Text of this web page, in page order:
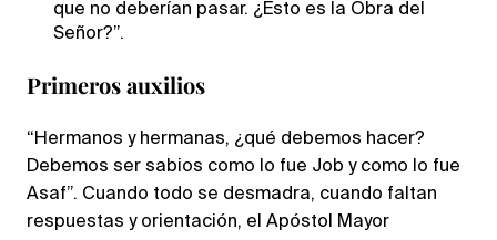
que no deberían pasar. ¿Esto es la Obra del
Señor?”.
Primeros auxilios
“Hermanos y hermanas, ¿qué debemos hacer?
Debemos ser sabios como lo fue Job y como lo fue
Asaf”. Cuando todo se desmadra, cuando faltan
respuestas y orientación, el Apóstol Mayor